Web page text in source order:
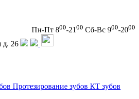
Пн-Пт 800-21 00 Сб-Вс 900-2000
д. 26
Протезирование зубов КТ зубов